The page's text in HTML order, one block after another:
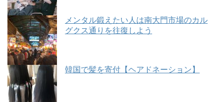
メンタル鍛えたい人は南大門市場のカル
グクス通りを往復しよう
韓国で髪を寄付【ヘアドネーション】